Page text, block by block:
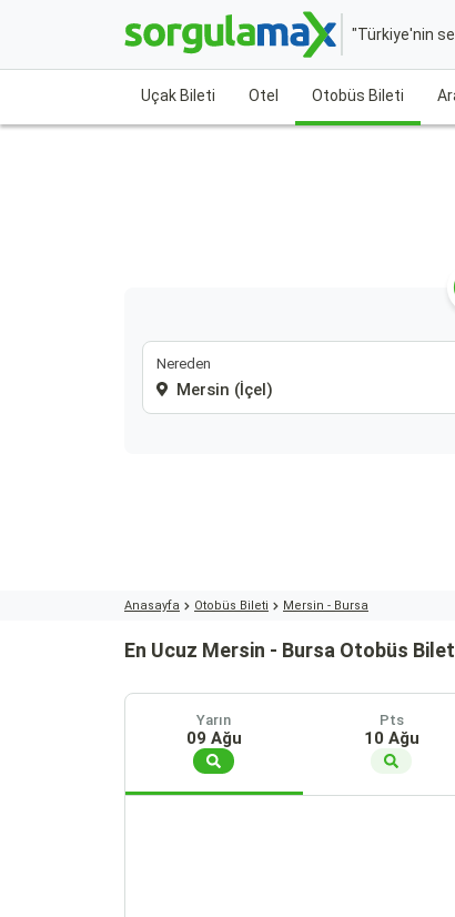
"Türkiye'nin
Uçak Bileti Otel Otobüs Bileti
Nereden
Anasayfa Otobüs Bileti Mersin - Bursa
En Ucuz Mersin - Bursa Otobüs
Yarın
09 Ağu
Pts
10 Ağu